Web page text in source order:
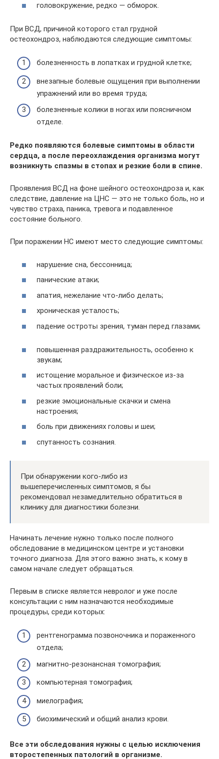
головокружение, редко — обморок.
При ВСД, причиной которого стал грудной
остеохондроз, наблюдаются следующие симптомы:
болезненность в лопатках и грудной клетке;
внезапные болевые ощущения при выполнении
упражнений или во время труда;
болезненные колики в ногах или поясничном
отделе.
Редко появляются болевые симптомы в области
сердца, а после переохлаждения организма могут
возникнуть спазмы в стопах и резкие боли в спине.
Проявления ВСД на фоне шейного остеохондроза и, как
следствие, давление на ЦНС — это не только боль, но и
чувство страха, паника, тревога и подавленное
состояние больного.
При поражении НС имеют место следующие симптомы:
нарушение сна, бессонница;
панические атаки;
апатия, нежелание что-либо делать;
хроническая усталость;
падение остроты зрения, туман перед глазами;
повышенная раздражительность, особенно к
звукам;
истощение моральное и физическое из-за
частых проявлений боли;
резкие эмоциональные скачки и смена
настроения;
боль при движениях головы и шеи;
спутанность сознания.
При обнаружении кого-либо из
вышеперечисленных симптомов, я бы
рекомендовал незамедлительно обратиться в
клинику для диагностики болезни.
Начинать лечение нужно только после полного
обследование в медицинском центре и установки
точного диагноза. Для этого важно знать, к кому в
самом начале следует обращаться.
Первым в списке является невролог и уже после
консультации с ним назначаются необходимые
процедуры, среди которых:
рентгенограмма позвоночника и пораженного
отдела;
магнитно-резонансная томография;
компьютерная томография;
миелография;
биохимический и общий анализ крови.
Все эти обследования нужны с целью исключения
второстепенных патологий в организме.